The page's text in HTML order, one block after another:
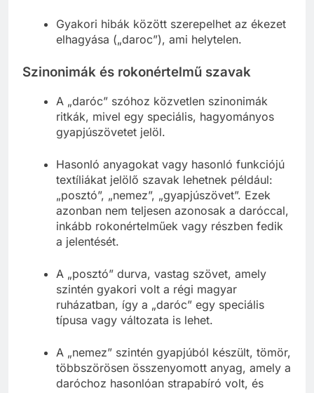
Gyakori hibák között szerepelhet az ékezet
elhagyása („daroc”), ami helytelen.
Szinonimák és rokonértelmű szavak
A „daróc” szóhoz közvetlen szinonimák
ritkák, mivel egy speciális, hagyományos
gyapjúszövetet jelöl.
Hasonló anyagokat vagy hasonló funkciójú
textíliákat jelölő szavak lehetnek például:
„posztó”, „nemez”, „gyapjúszövet”. Ezek
azonban nem teljesen azonosak a daróccal,
inkább rokonértelműek vagy részben fedik
a jelentését.
A „posztó” durva, vastag szövet, amely
szintén gyakori volt a régi magyar
ruházatban, így a „daróc” egy speciális
típusa vagy változata is lehet.
A „nemez” szintén gyapjúból készült, tömör,
többszörösen összenyomott anyag, amely a
daróchoz hasonlóan strapabíró volt, és